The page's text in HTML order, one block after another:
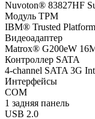
Nuvoton® 83827HF
Модуль TPM
IBM® Trusted
Видеоадаптер
Matrox® G200eW
Контроллер SATA
4-channel SATA 3G
Интерфейсы
COM
1 задняя панель
USB 2.0